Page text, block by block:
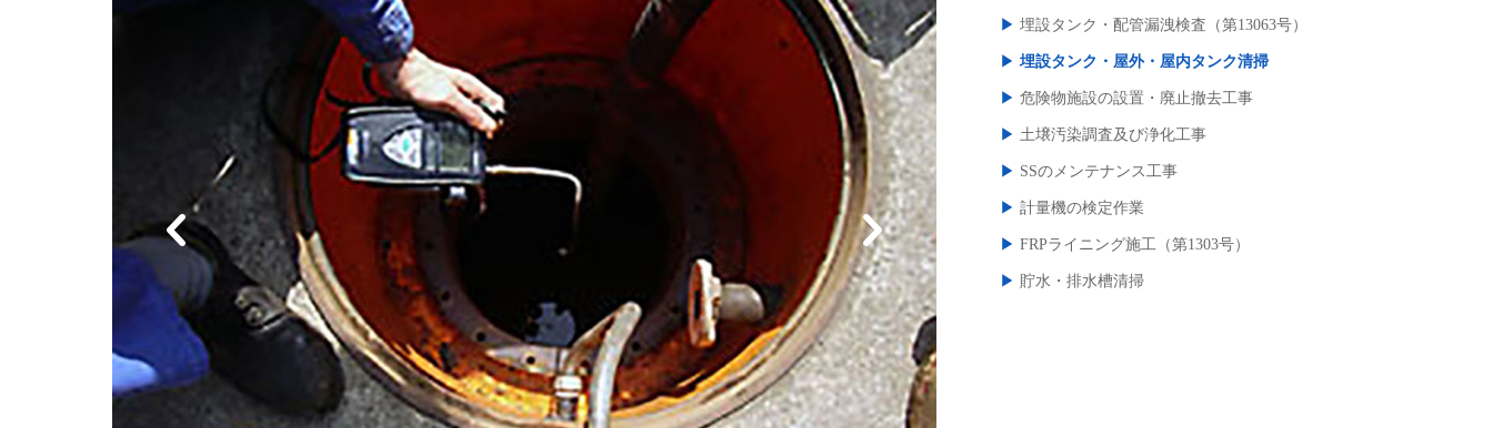
▶︎埋設タンク・配管漏洩検査（第13063号）
▶︎埋設タンク・屋外・屋内タンク清掃
▶︎危険物施設の設置・廃止撤去工事
▶︎ 土壌汚染調査及び浄化工事
▶︎ SSのメンテナンス工事
▶︎計量機の検定作業
▶︎FRPライニング施工（第1303号）
▶︎ 貯水・排水槽清掃